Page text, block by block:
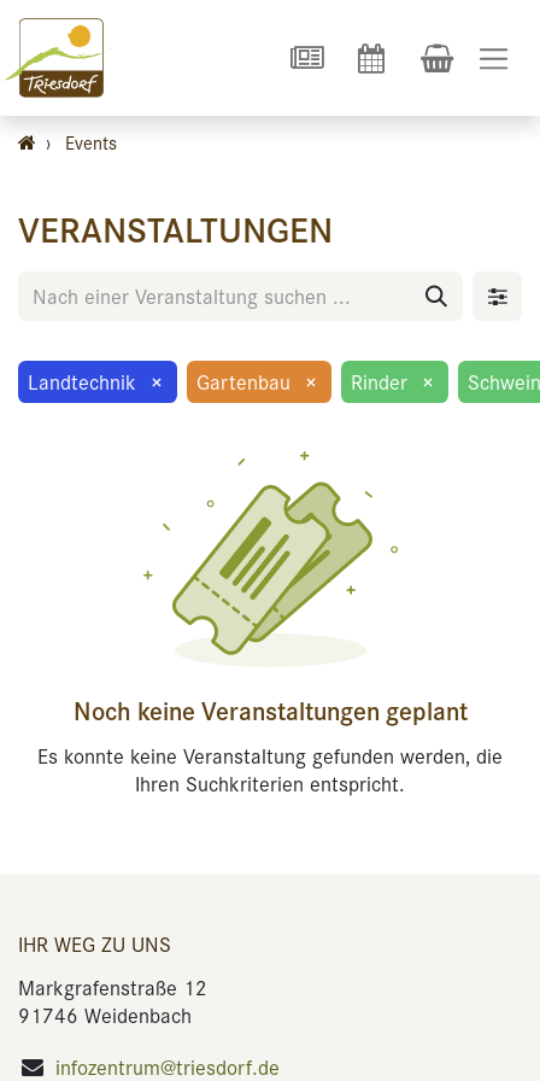
› Events
VERANSTALTUNGEN
Landtechnik × Gartenbau × Rinder ×
Noch keine Veranstaltungen geplant
Es konnte keine Veranstaltung gefunden werden, die
Ihren Suchkriterien entspricht.
IHR WEG ZU UNS
Markgrafenstraße 12
91746 Weidenbach
infozentrum@triesdorf.de